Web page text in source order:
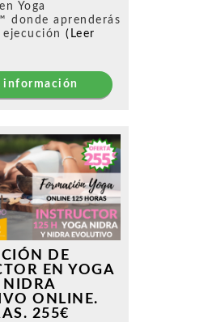
Yoga
donde aprenderás
ejecución (Leer
información
DE
EN YOGA
NIDRA
ONLINE.
255€